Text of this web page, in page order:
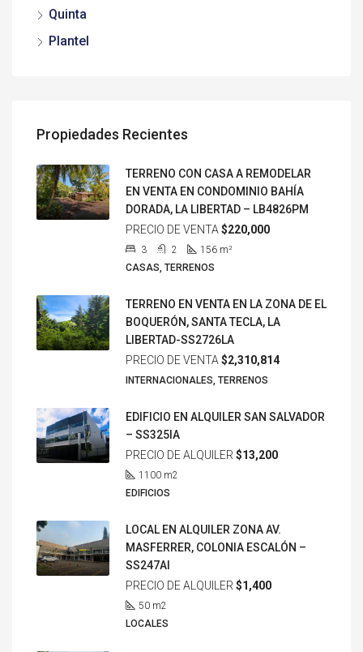
Quinta
Plantel
Propiedades Recientes
TERRENO CON CASA A REMODELAR
EN VENTA EN CONDOMINIO BAHÍA
DORADA, LA LIBERTAD – LB4826PM
PRECIO DE VENTA $220,000
3 2 156 m²
CASAS, TERRENOS
TERRENO EN VENTA EN LA ZONA DE EL
BOQUERÓN, SANTA TECLA, LA
LIBERTAD-SS2726LA
PRECIO DE VENTA $2,310,814
INTERNACIONALES, TERRENOS
EDIFICIO EN ALQUILER SAN SALVADOR
– SS325IA
PRECIO DE ALQUILER $13,200
1100 m2
EDIFICIOS
LOCAL EN ALQUILER ZONA AV.
MASFERRER, COLONIA ESCALÓN –
SS247AI
PRECIO DE ALQUILER $1,400
50 m2
LOCALES